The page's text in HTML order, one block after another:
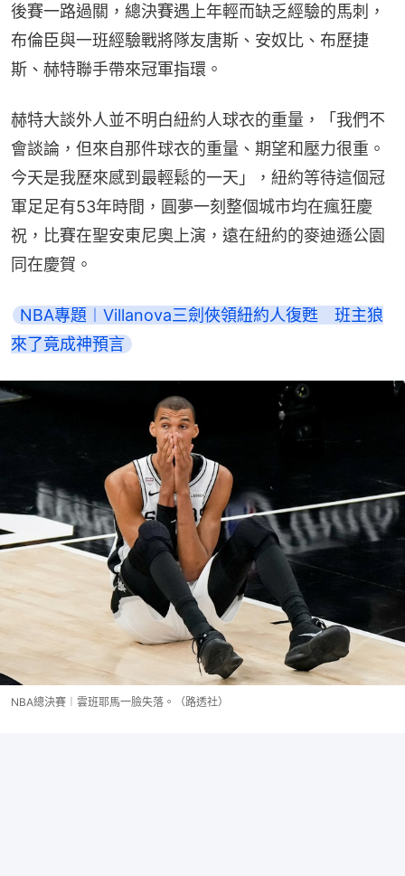
後賽一路過關，總決賽遇上年輕而缺乏經驗的馬刺，
布倫臣與一班經驗戰將隊友唐斯、安奴比、布歷捷
斯、赫特聯手帶來冠軍指環。
赫特大談外人並不明白紐約人球衣的重量，「我們不
會談論，但來自那件球衣的重量、期望和壓力很重。
今天是我歷來感到最輕鬆的一天」，紐約等待這個冠
軍足足有53年時間，圓夢一刻整個城市均在瘋狂慶
祝，比賽在聖安東尼奧上演，遠在紐約的麥迪遜公園
同在慶賀。
NBA專題︱Villanova三劍俠領紐約人復甦　班主狼
來了竟成神預言
NBA總決賽︱雲班耶馬一臉失落。（路透社）